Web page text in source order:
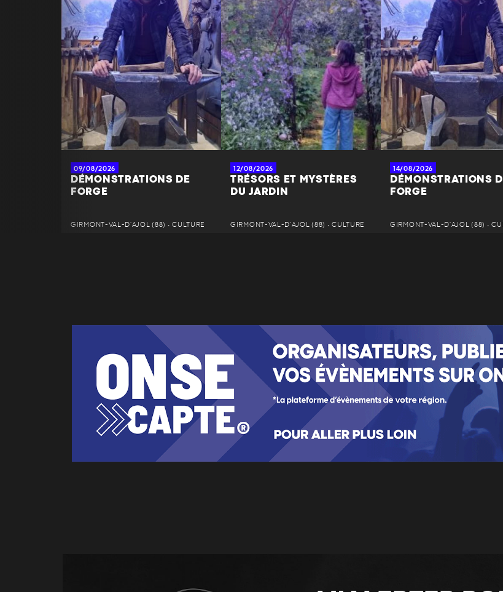
09/08/2026
DÉMONSTRATIONS DE
FORGE
GIRMONT-VAL-D'AJOL (88) • CULTURE
12/08/2026
TRÉSORS ET MYSTÈRES
DU JARDIN
GIRMONT-VAL-D'AJOL (88) • CULTURE
14/08/2026
DÉMONSTRATIONS
FORGE
GIRMONT-VAL-D'AJOL (88) •